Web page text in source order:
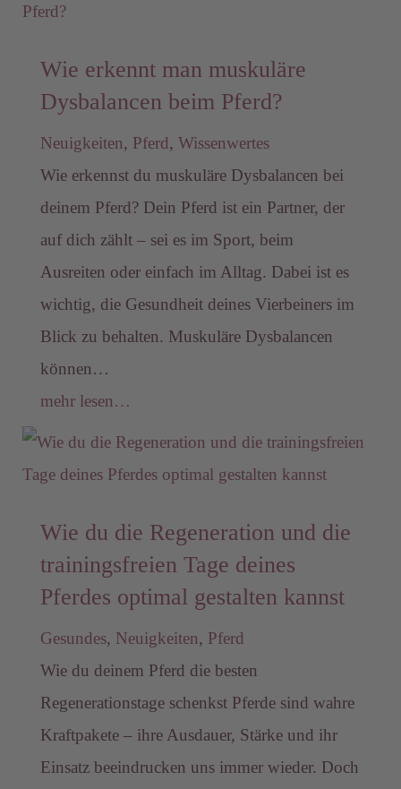
Wie erkennt man muskuläre
Dysbalancen beim Pferd?
Neuigkeiten, Pferd, Wissenwertes
Wie erkennst du muskuläre Dysbalancen bei
deinem Pferd? Dein Pferd ist ein Partner, der
auf dich zählt – sei es im Sport, beim
Ausreiten oder einfach im Alltag. Dabei ist es
wichtig, die Gesundheit deines Vierbeiners im
Blick zu behalten. Muskuläre Dysbalancen
können…
mehr lesen…
Wie du die Regeneration und die
trainingsfreien Tage deines
Pferdes optimal gestalten kannst
Gesundes, Neuigkeiten, Pferd
Wie du deinem Pferd die besten
Regenerationstage schenkst Pferde sind wahre
Kraftpakete – ihre Ausdauer, Stärke und ihr
Einsatz beeindrucken uns immer wieder. Doch